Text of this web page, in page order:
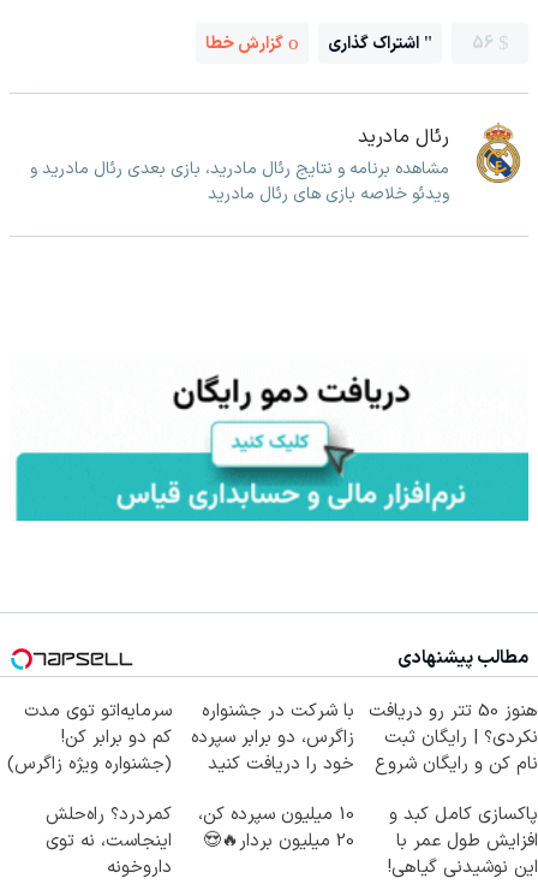
56 اشتراک گذاری گزارش خطا
رئال مادرید
مشاهده برنامه و نتایج رئال مادرید، بازی بعدی رئال مادرید و
ویدئو خلاصه بازی های رئال مادرید
مطالب پیشنهادی
هنوز 50 تتر رو دریافت
نکردی؟ | رایگان ثبت
نام کن و رایگان شروع
با شرکت در جشنواره
زاگرس، دو برابر سپرده
خود را دریافت کنید
سرمایه‌اتو توی مدت
کم دو برابر کن!
(جشنواره ویژه زاگرس)
پاکسازی کامل کبد و
افزایش طول عمر با
این نوشیدنی گیاهی!
10 میلیون سپرده کن،
20 میلیون بردار🔥😍
کمردرد؟ راه‌حلش
اینجاست، نه توی
داروخونه